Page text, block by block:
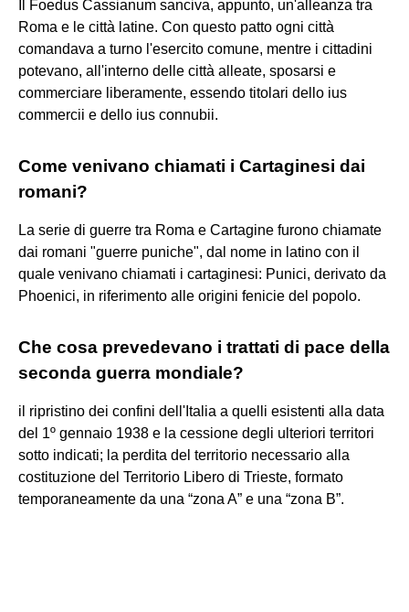
Il Foedus Cassianum sanciva, appunto, un'alleanza tra
Roma e le città latine. Con questo patto ogni città
comandava a turno l'esercito comune, mentre i cittadini
potevano, all'interno delle città alleate, sposarsi e
commerciare liberamente, essendo titolari dello ius
commercii e dello ius connubii.
Come venivano chiamati i Cartaginesi dai
romani?
La serie di guerre tra Roma e Cartagine furono chiamate
dai romani "guerre puniche", dal nome in latino con il
quale venivano chiamati i cartaginesi: Punici, derivato da
Phoenici, in riferimento alle origini fenicie del popolo.
Che cosa prevedevano i trattati di pace della
seconda guerra mondiale?
il ripristino dei confini dell'Italia a quelli esistenti alla data
del 1º gennaio 1938 e la cessione degli ulteriori territori
sotto indicati; la perdita del territorio necessario alla
costituzione del Territorio Libero di Trieste, formato
temporaneamente da una “zona A” e una “zona B”.